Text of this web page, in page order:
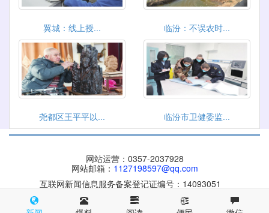
翼城：线上授... 临汾：不误农时...
尧都区王平平以... 临汾市卫健委监...
网站运营：0357-2037928
网站邮箱： 1127198597@qq.com
互联网新闻信息服务备案登记证编号：14093051
晋ICP备 09004084号
晋公网安备 14100002000116号